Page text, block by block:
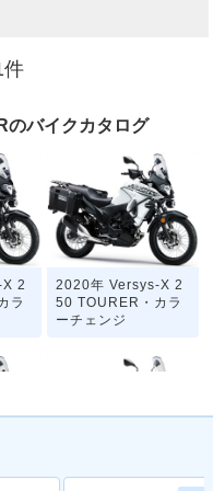
件
のバイクカタログ
2
ラ
2020年 Versys-X 2
50 TOURER・カラ
ーチェンジ
2018年 Versys-X 2